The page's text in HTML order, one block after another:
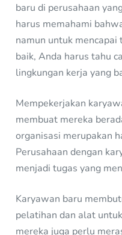
baru di perusahaan
harus memahami
namun untuk
baik, Anda harus tahu
lingkungan kerja yang
Mempekerjakan
membuat mereka
organisasi merupakan
Perusahaan dengan
menjadi tugas yang
Karyawan baru
pelatihan dan alat
mereka juga perlu